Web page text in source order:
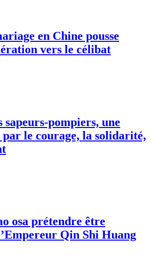
en Chine pousse
vers le célibat
sapeurs-pompiers, une
le courage, la solidarité,
osa prétendre être
Qin Shi Huang